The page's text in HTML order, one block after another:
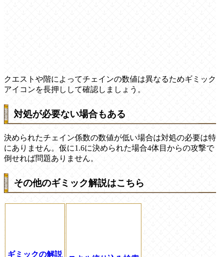
クエストや階によってチェインの数値は異なるためギミック
アイコンを長押しして確認しましょう。
対処が必要ない場合もある
決められたチェイン係数の数値が低い場合は対処の必要は特
にありません。仮に1.6に決められた場合4体目からの攻撃で
倒せれば問題ありません。
その他のギミック解説はこちら
ギミックの解説